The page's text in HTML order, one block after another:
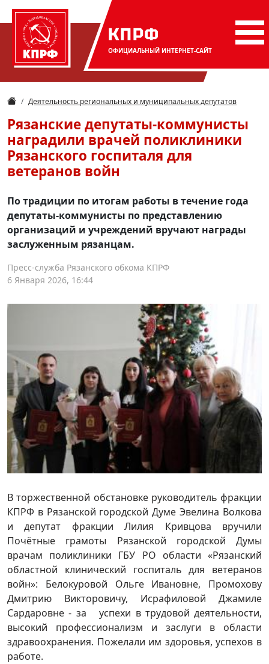
КПРФ
ОФИЦИАЛЬНЫЙ ИНТЕРНЕТ-САЙТ
Деятельность региональных и муниципальных депутатов
Рязанские депутаты-коммунисты
наградили врачей поликлиники
Рязанского госпиталя для
ветеранов войн
По традиции по итогам работы в течение года
депутаты-коммунисты по представлению
организаций и учреждений вручают награды
заслуженным рязанцам.
Пресс-служба Рязанского обкома КПРФ
6 Января 2026, 16:44
В торжественной обстановке руководитель фракции
КПРФ в Рязанской городской Думе Эвелина Волкова
и депутат фракции Лилия Кривцова вручили
Почётные грамоты Рязанской городской Думы
врачам поликлиники ГБУ РО области «Рязанский
областной клинический госпиталь для ветеранов
войн»: Белокуровой Ольге Ивановне, Промохову
Дмитрию Викторовичу, Исрафиловой Джамиле
Сардаровне - за успехи в трудовой деятельности,
высокий профессионализм и заслуги в области
здравоохранения. Пожелали им здоровья, успехов в
работе.